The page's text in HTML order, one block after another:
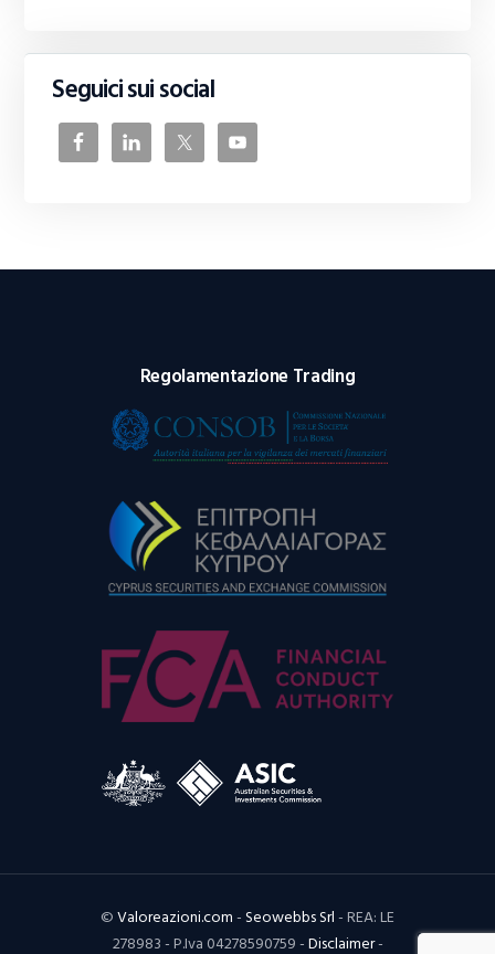
Seguici sui social
Regolamentazione Trading
©Valoreazioni.com-Seowebbs Srl- REA: LE
278983 - P.Iva 04278590759 -Disclaimer-